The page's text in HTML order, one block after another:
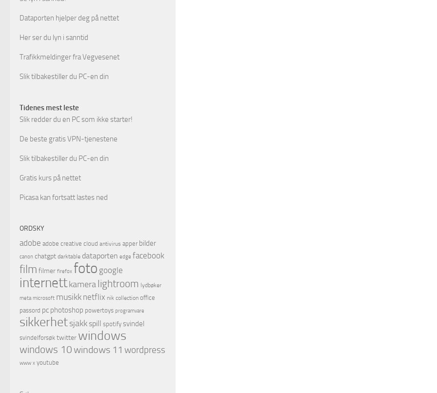
Dataporten hjelper deg på nettet
Her ser du lyn i sanntid
Trafikkmeldinger fra Vegvesenet
Slik tilbakestiller du PC-en din
Tidenes mest leste
Slik redder du en PC som ikke starter!
De beste gratis VPN-tjenestene
Slik tilbakestiller du PC-en din
Gratis kurs på nettet
Picasa kan fortsatt lastes ned
ORDSKY
adobe adobe creative cloud antivirus apper bilder
canon chatgpt darktable dataporten edge facebook
film filmer firefox foto google
internettkameralightroom lydbøker
meta microsoft musikk netflix nik collection office
passord pc photoshop powertoys programvare
sikkerhetsjakkspill spotify svindel
svindelforsøk twitter windows
windows 10windows 11 wordpress
www x youtube